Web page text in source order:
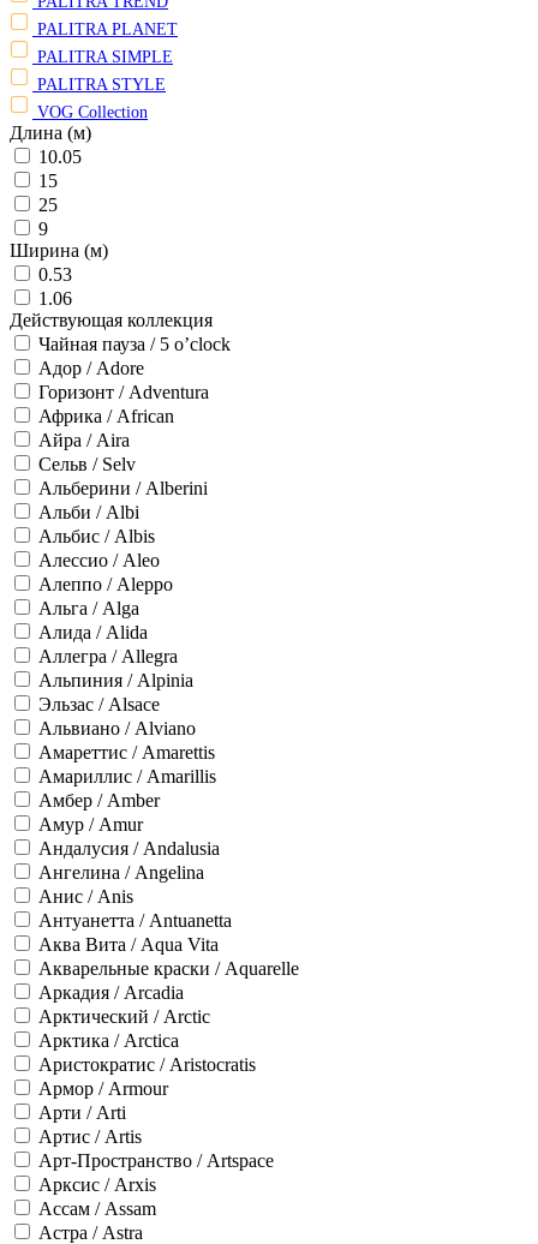
PALITRA PLANET
PALITRA SIMPLE
PALITRA STYLE
VOG Collection
Длина (м)
10.05
15
25
9
Ширина (м)
0.53
1.06
Действующая коллекция
Чайная пауза / 5 o’clock
Адор / Adore
Горизонт / Adventura
Африка / African
Айра / Aira
Сельв / Selv
Альберини / Alberini
Альби / Albi
Альбис / Albis
Алессио / Aleo
Алеппо / Aleppo
Альга / Alga
Алида / Alida
Аллегра / Allegra
Альпиния / Alpinia
Эльзас / Alsace
Альвиано / Alviano
Амареттис / Amarettis
Амариллис / Amarillis
Амбер / Amber
Амур / Amur
Андалусия / Andalusia
Ангелина / Angelina
Анис / Anis
Антуанетта / Antuanetta
Аква Вита / Aqua Vita
Акварельные краски / Aquarelle
Аркадия / Arcadia
Арктический / Arctic
Арктика / Arctica
Аристократис / Aristocratis
Армор / Armour
Арти / Arti
Артис / Artis
Арт-Пространство / Artspace
Арксис / Arxis
Ассам / Assam
Астра / Astra